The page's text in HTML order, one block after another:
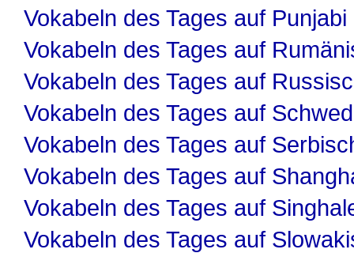
Vokabeln des Tages auf Punjabi
Vokabeln des Tages auf
Vokabeln des Tages auf
Vokabeln des Tages auf
Vokabeln des Tages auf
Vokabeln des Tages auf
Vokabeln des Tages auf
Vokabeln des Tages auf